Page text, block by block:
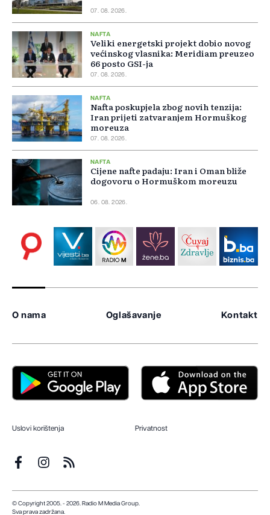
07. 08. 2026.
NAFTA
Veliki energetski projekt dobio novog
većinskog vlasnika: Meridiam preuzeo
66 posto GSI-ja
07. 08. 2026.
NAFTA
Nafta poskupjela zbog novih tenzija:
Iran prijeti zatvaranjem Hormuškog
moreuza
07. 08. 2026.
NAFTA
Cijene nafte padaju: Iran i Oman bliže
dogovoru o Hormuškom moreuzu
06. 08. 2026.
O nama Oglašavanje Kontakt
Uslovi korištenja Privatnost
© Copyright 2005. - 2026. Radio M Media Group.
Sva prava zadržana.